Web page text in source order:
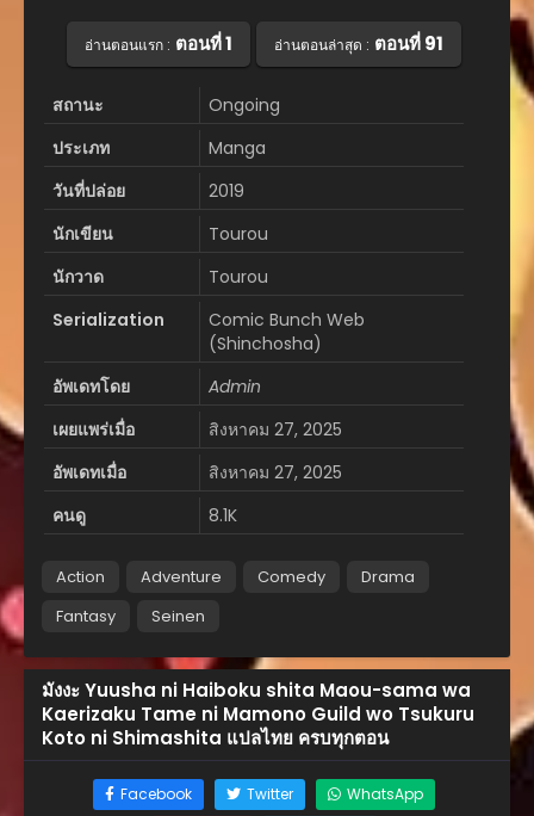
อ่านตอนแรก : ตอนที่ 1 อ่านตอนล่าสุด : ตอนที่ 91
สถานะ
Ongoing
ประเภท
Manga
วันที่ปล่อย
2019
นักเขียน
Tourou
นักวาด
Tourou
Serialization
Comic Bunch Web
(Shinchosha)
อัพเดทโดย
Admin
เผยแพร่เมื่อ
สิงหาคม 27, 2025
อัพเดทเมื่อ
สิงหาคม 27, 2025
คนดู
8.1K
Action Adventure Comedy
Drama
Fantasy
Seinen
มังงะ Yuusha ni Haiboku shita Maou-sama wa
Kaerizaku Tame ni Mamono Guild wo Tsukuru
Koto ni Shimashita แปลไทย ครบทุกตอน
Facebook Twitter
WhatsApp